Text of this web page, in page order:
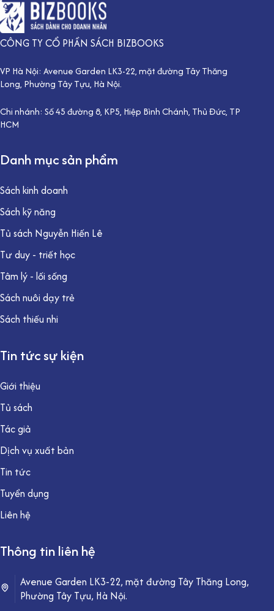
CÔNG TY CỔ PHẦN SÁCH BIZBOOKS
VP Hà Nội: Avenue Garden LK3-22, mặt đường Tây Thăng
Long, Phường Tây Tựu, Hà Nội.
Chi nhánh: Số 45 đường 8, KP5, Hiệp Bình Chánh, Thủ Đức, TP
HCM
Danh mục sản phẩm
Sách kinh doanh
Sách kỹ năng
Tủ sách Nguyễn Hiến Lê
Tư duy - triết học
Tâm lý - lối sống
Sách nuôi dạy trẻ
Sách thiếu nhi
Tin tức sự kiện
Giới thiệu
Tủ sách
Tác giả
Dịch vụ xuất bản
Tin tức
Tuyển dụng
Liên hệ
Thông tin liên hệ
Avenue Garden LK3-22, mặt đường Tây Thăng Long,
Phường Tây Tựu, Hà Nội.